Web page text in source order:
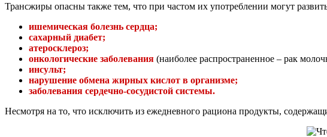
Трансжиры опасны также тем, что при частом их употреблении могут
ишемическая болезнь сердца;
сахарный диабет;
атеросклероз;
онкологические заболевания (наиболее распространенное – рак
инсульт;
нарушение обмена жирных кислот в организме;
заболевания сердечно-сосудистой системы.
Несмотря на то, что исключить из ежедневного рациона продукты,